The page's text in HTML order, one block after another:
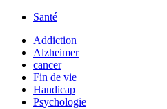
Santé
Addiction
Alzheimer
cancer
Fin de vie
Handicap
Psychologie